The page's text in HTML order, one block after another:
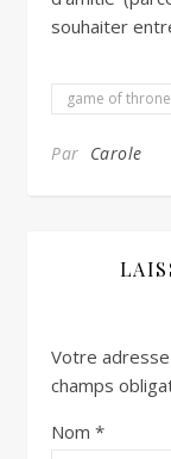
souhaiter
game of
Par Carole
Votre
champs
Nom *